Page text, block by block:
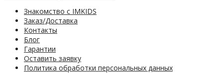
Знакомство с IMKIDS
Заказ/Доставка
Контакты
Блог
Гарантии
Оставить заявку
Политика обработки персональных данных